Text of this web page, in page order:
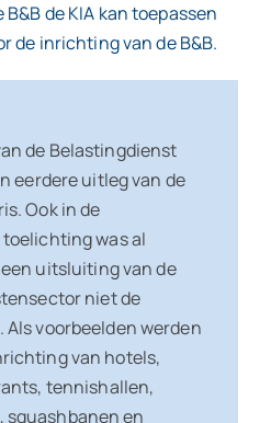
de KIA kan toepassen
de inrichting van de B&B.
de Belastingdienst
eerdere uitleg van de
Ook in de
was al
uitsluiting van de
niet de
Als voorbeelden werden
van hotels,
tennishallen,
squashbanen en